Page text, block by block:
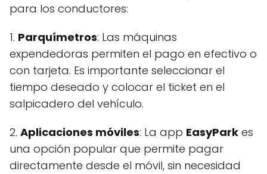
para los conductores:
1. Parquímetros: Las máquinas
expendedoras permiten el pago en efectivo o
con tarjeta. Es importante seleccionar el
tiempo deseado y colocar el ticket en el
salpicadero del vehículo.
2. Aplicaciones móviles: La app EasyPark es
una opción popular que permite pagar
directamente desde el móvil, sin necesidad